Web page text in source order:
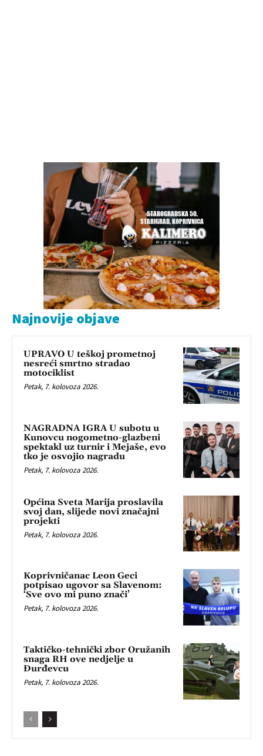
Najnovije objave
UPRAVO U teškoj prometnoj
nesreći smrtno stradao
motociklist
Petak, 7. kolovoza 2026.
NAGRADNA IGRA U subotu u
Kunovcu nogometno-glazbeni
spektakl uz turnir i Mejaše, evo
tko je osvojio nagradu
Petak, 7. kolovoza 2026.
Općina Sveta Marija proslavila
svoj dan, slijede novi značajni
projekti
Petak, 7. kolovoza 2026.
Koprivničanac Leon Geci
potpisao ugovor sa Slavenom:
‘Sve ovo mi puno znači’
Petak, 7. kolovoza 2026.
Taktičko-tehnički zbor Oružanih
snaga RH ove nedjelje u
Đurđevcu
Petak, 7. kolovoza 2026.